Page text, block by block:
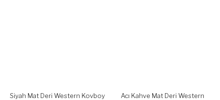
Siyah Mat Deri Western Kovboy
Acı Kahve Mat Deri Western